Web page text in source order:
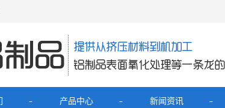
产品中心 新闻资讯